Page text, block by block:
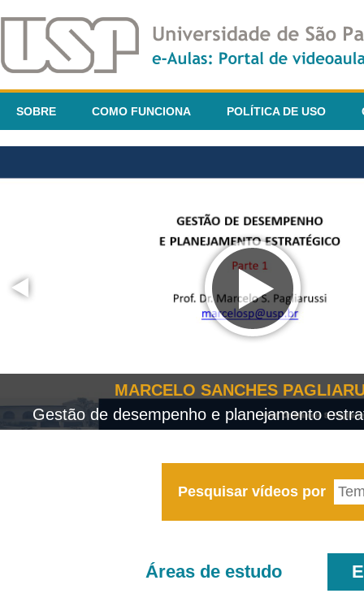
SOBRE COMO FUNCIONA POLÍTICA DE USO
MARCELO SANCHES
Gestão de desempenho e planejamento
Pesquisar vídeos por
Áreas de estudo